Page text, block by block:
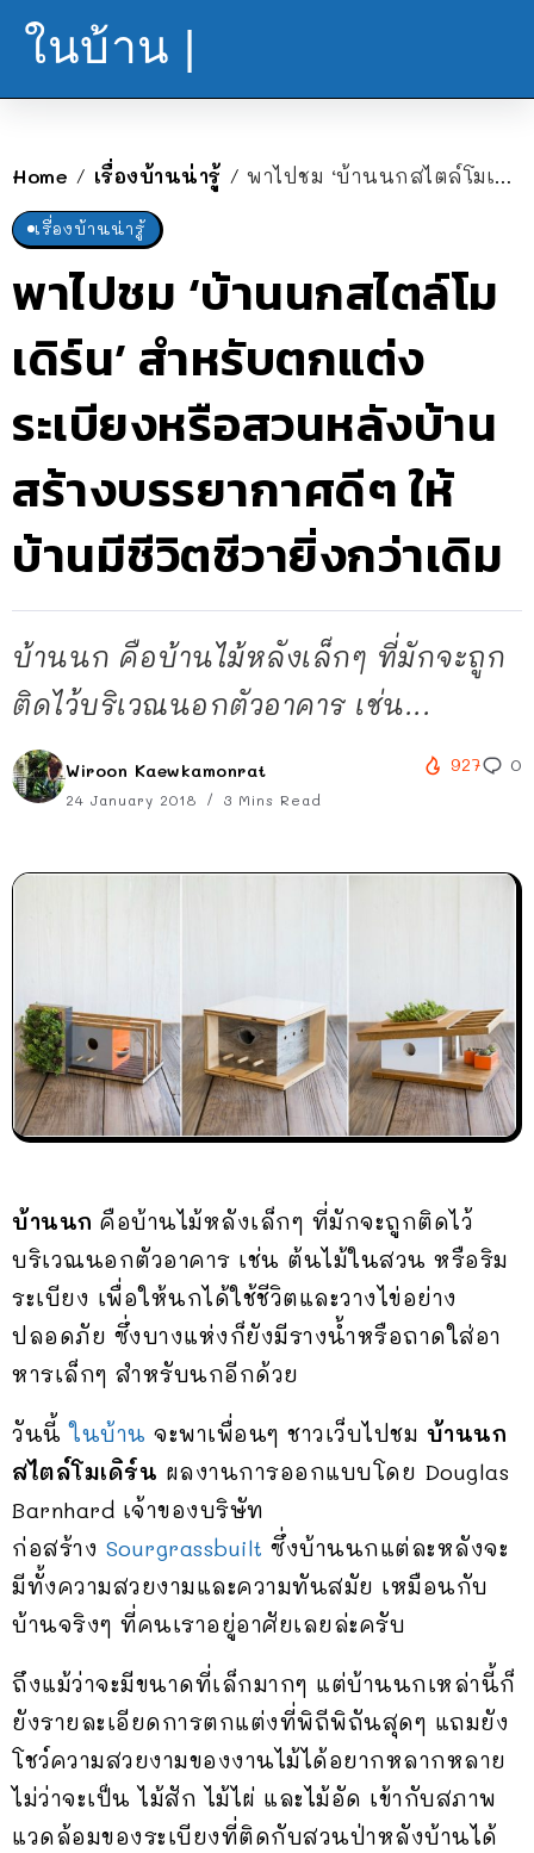
ในบ้าน |
Home / เรื่องบ้านน่ารู้ / พาไปชม ‘บ้านนกสไตล์โมเดิร์น’ สำหรับตกแต่งระเบียงหรือสวนหลังบ้าน สร้างบรรยากาศดีๆ ให้บ้านมีชีวิตชีวายิ่งกว่าเดิม
เรื่องบ้านน่ารู้
พาไปชม ‘บ้านนกสไตล์โม
เดิร์น’ สำหรับตกแต่ง
ระเบียงหรือสวนหลังบ้าน
สร้างบรรยากาศดีๆ ให้
บ้านมีชีวิตชีวายิ่งกว่าเดิม
บ้านนก คือบ้านไม้หลังเล็กๆ ที่มักจะถูก
ติดไว้บริเวณนอกตัวอาคาร เช่น...
Wiroon Kaewkamonrat
24 January 2018 3 Mins Read
927 0
บ้านนก คือบ้านไม้หลังเล็กๆ ที่มักจะถูกติดไว้
บริเวณนอกตัวอาคาร เช่น ต้นไม้ในสวน หรือริม
ระเบียง เพื่อให้นกได้ใช้ชีวิตและวางไข่อย่าง
ปลอดภัย ซึ่งบางแห่งก็ยังมีรางน้ำหรือถาดใส่อา
หารเล็กๆ สำหรับนกอีกด้วย
วันนี้ ในบ้าน จะพาเพื่อนๆ ชาวเว็บไปชม บ้านนก
สไตล์โมเดิร์น ผลงานการออกแบบโดย Douglas
Barnhard เจ้าของบริษัท
ก่อสร้าง Sourgrassbuilt ซึ่งบ้านนกแต่ละหลังจะ
มีทั้งความสวยงามและความทันสมัย เหมือนกับ
บ้านจริงๆ ที่คนเราอยู่อาศัยเลยล่ะครับ
ถึงแม้ว่าจะมีขนาดที่เล็กมากๆ แต่บ้านนกเหล่านี้ก็
ยังรายละเอียดการตกแต่งที่พิถีพิถันสุดๆ แถมยัง
โชว์ความสวยงามของงานไม้ได้อยากหลากหลาย
ไม่ว่าจะเป็น ไม้สัก ไม้ไผ่ และไม้อัด เข้ากับสภาพ
แวดล้อมของระเบียงที่ติดกับสวนป่าหลังบ้านได้